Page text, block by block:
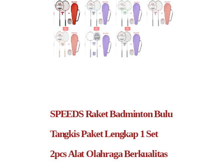
SPEEDS Raket Badminton Bulu
Tangkis Paket Lengkap 1 Set
2pcs Alat Olahraga Berkualitas